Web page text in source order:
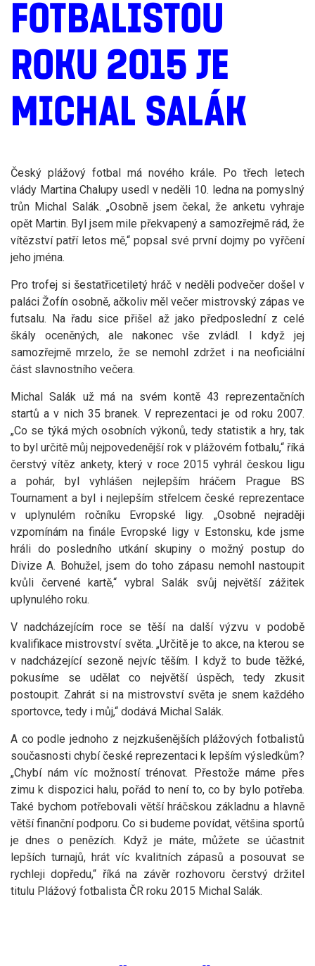
FOTBALISTOU
ROKU 2015 JE
MICHAL SALÁK
Český plážový fotbal má nového krále. Po třech letech
vlády Martina Chalupy usedl v neděli 10. ledna na pomyslný
trůn Michal Salák. „Osobně jsem čekal, že anketu vyhraje
opět Martin. Byl jsem mile překvapený a samozřejmě rád, že
vítězství patří letos mě,“ popsal své první dojmy po vyřčení
jeho jména.
Pro trofej si šestatřicetiletý hráč v neděli podvečer došel v
paláci Žofín osobně, ačkoliv měl večer mistrovský zápas ve
futsalu. Na řadu sice přišel až jako předposlední z celé
škály oceněných, ale nakonec vše zvládl. I když jej
samozřejmě mrzelo, že se nemohl zdržet i na neoficiální
část slavnostního večera.
Michal Salák už má na svém kontě 43 reprezentačních
startů a v nich 35 branek. V reprezentaci je od roku 2007.
„Co se týká mých osobních výkonů, tedy statistik a hry, tak
to byl určitě můj nejpovedenější rok v plážovém fotbalu,“ říká
čerstvý vítěz ankety, který v roce 2015 vyhrál českou ligu
a pohár, byl vyhlášen nejlepším hráčem Prague BS
Tournament a byl i nejlepším střelcem české reprezentace
v uplynulém ročníku Evropské ligy. „Osobně nejraději
vzpomínám na finále Evropské ligy v Estonsku, kde jsme
hráli do posledního utkání skupiny o možný postup do
Divize A. Bohužel, jsem do toho zápasu nemohl nastoupit
kvůli červené kartě,“ vybral Salák svůj největší zážitek
uplynulého roku.
V nadcházejícím roce se těší na další výzvu v podobě
kvalifikace mistrovství světa. „Určitě je to akce, na kterou se
v nadcházející sezoně nejvíc těším. I když to bude těžké,
pokusíme se udělat co největší úspěch, tedy zkusit
postoupit. Zahrát si na mistrovství světa je snem každého
sportovce, tedy i můj,“ dodává Michal Salák.
A co podle jednoho z nejzkušenějších plážových fotbalistů
současnosti chybí české reprezentaci k lepším výsledkům?
„Chybí nám víc možností trénovat. Přestože máme přes
zimu k dispozici halu, pořád to není to, co by bylo potřeba.
Také bychom potřebovali větší hráčskou základnu a hlavně
větší finanční podporu. Co si budeme povídat, většina sportů
je dnes o penězích. Když je máte, můžete se účastnit
lepších turnajů, hrát víc kvalitních zápasů a posouvat se
rychleji dopředu,“ říká na závěr rozhovoru čerstvý držitel
titulu Plážový fotbalista ČR roku 2015 Michal Salák.